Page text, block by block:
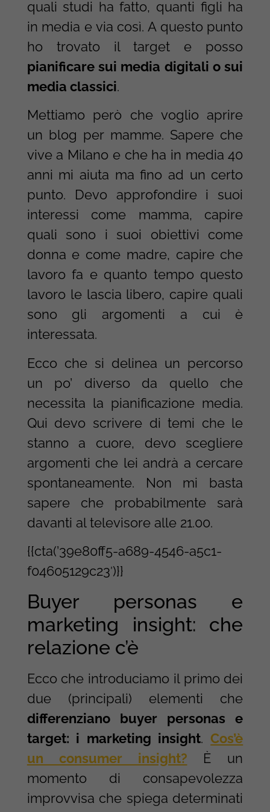
quali studi ha fatto, quanti figli ha
in media e via così. A questo punto
ho trovato il target e posso
pianificare sui media digitali o sui
media classici.
Mettiamo però che voglio aprire
un blog per mamme. Sapere che
vive a Milano e che ha in media 40
anni mi aiuta ma fino ad un certo
punto. Devo approfondire i suoi
interessi come mamma, capire
quali sono i suoi obiettivi come
donna e come madre, capire che
lavoro fa e quanto tempo questo
lavoro le lascia libero, capire quali
sono gli argomenti a cui è
interessata.
Ecco che si delinea un percorso
un po’ diverso da quello che
necessita la pianificazione media.
Qui devo scrivere di temi che le
stanno a cuore, devo scegliere
argomenti che lei andrà a cercare
spontaneamente. Non mi basta
sapere che probabilmente sarà
davanti al televisore alle 21.00.
{{cta(’39e80ff5-a689-4546-a5c1-
f04605129c23′)}}
Buyer personas e
marketing insight: che
relazione c’è
Ecco che introduciamo il primo dei
due (principali) elementi che
differenziano buyer personas e
target: i marketing insight.Cos’è
un consumer insight?
È un
momento di consapevolezza
improvvisa che spiega determinati